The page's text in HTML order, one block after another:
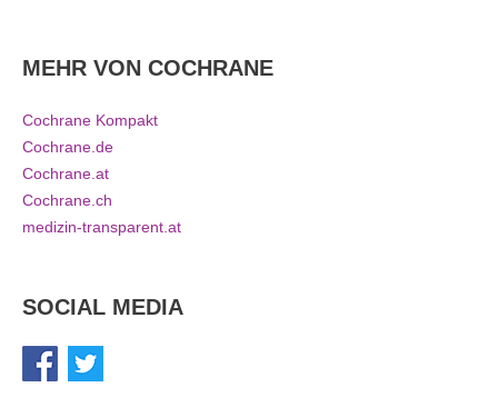
MEHR VON COCHRANE
Cochrane Kompakt
Cochrane.de
Cochrane.at
Cochrane.ch
medizin-transparent.at
SOCIAL MEDIA